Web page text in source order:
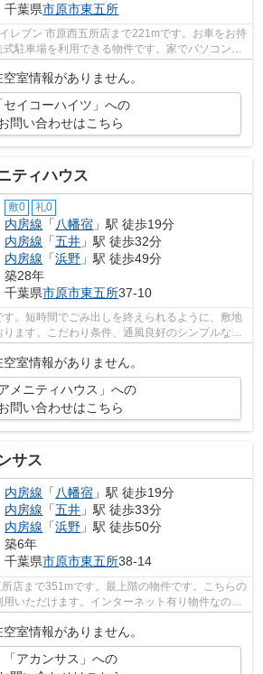
千葉県市原市東五所
レブン 市原西五所店まで221mです。お車をお持
駐車場を利用できる物件です。家でパソコンを
たいイン...
室情報がありません。
セイコーハイツ」への
問い合わせはこちら
ティハウス
敷0 礼0
内房線 「 八幡宿 」駅 徒歩19分
内房線 「五井 」駅 徒歩32分
内房線 「浜野 」駅 徒歩49分
築28年
千葉県市原市東五所37-10
。短時間でごみ出しを終えられるように、敷地
ます。こだわり条件、通風良好のシンプルな作
室情報がありません。
アメニティハウス」への
問い合わせはこちら
サス
内房線 「八幡宿 」駅 徒歩19分
内房線 「五井 」駅 徒歩33分
内房線 「浜野 」駅 徒歩50分
築6年
千葉県市原市東五所38-14
店まで351mです。最上階の物件です。こちらの
いただけます。インターネット有り物件なの
すすめです...
室情報がありません。
「アカンサス」への